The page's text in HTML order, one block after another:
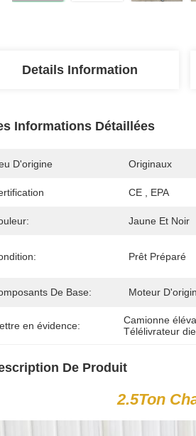
Details Information
Informations Détaillées
D'origine Originaux
CE , EPA
Jaune Et Noir
Prêt Préparé
De Base: Moteur
en évidence: Camionne
Télélivrateur
De Produit
2.5Ton